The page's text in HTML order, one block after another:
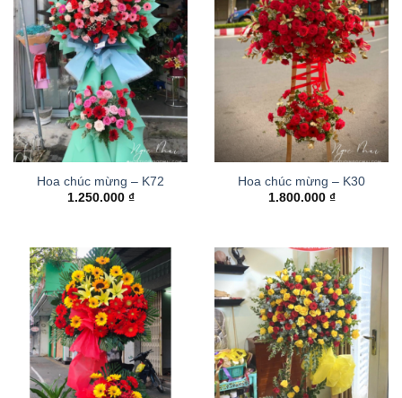
Hoa chúc mừng – K72
1.250.000 ₫
Hoa chúc mừng – K30
1.800.000 ₫